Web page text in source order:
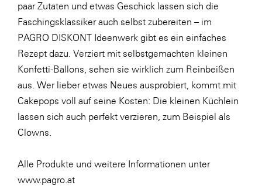
paar Zutaten und etwas Geschick lassen sich die
Faschingsklassiker auch selbst zubereiten – im
PAGRO DISKONT Ideenwerk gibt es ein einfaches
Rezept dazu. Verziert mit selbstgemachten kleinen
Konfetti-Ballons , sehen sie wirklich zum Reinbeißen
aus. Wer lieber etwas Neues ausprobiert, kommt mit
Cakepops voll auf seine Kosten: Die kleinen Küchlein
lassen sich auch perfekt verzieren, zum Beispiel als
Clowns.
Alle Produkte und weitere Informationen unter
www.pagro.at